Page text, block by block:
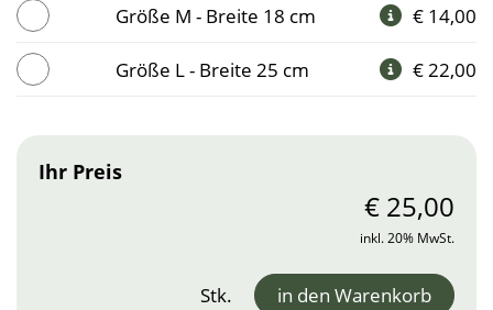
Größe M - Breite 18 cm  € 14,00
Größe L - Breite 25 cm  € 22,00
Ihr Preis
€ 25,00
inkl. 20% MwSt.
Stk. in den Warenkorb